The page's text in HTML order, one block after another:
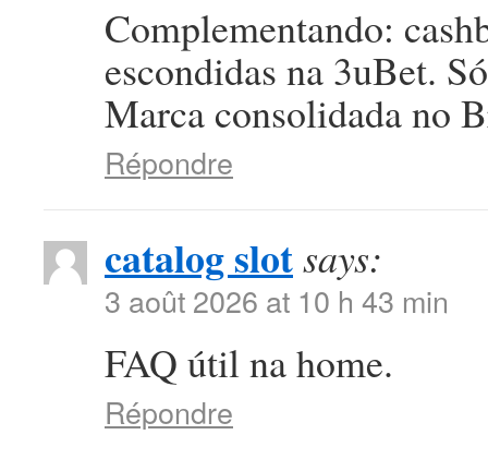
Complementando:
escondidas na 3uBet.
Marca consolidada no
Répondre
catalog slotsays:
3 août 2026 at 10 h 43 min
FAQ útil na home.
Répondre